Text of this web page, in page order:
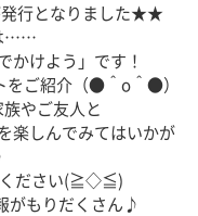
発行となりました★★
……
かけよう」です！
をご紹介（●＾o＾●）
やご友人と
楽しんでみてはいかが
ください(≧◇≦)
がもりだくさん♪